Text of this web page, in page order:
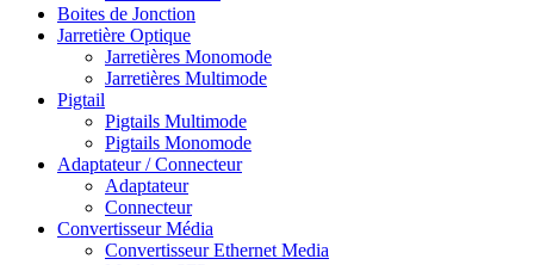
Boites de Jonction
Jarretière Optique
Jarretières Monomode
Jarretières Multimode
Pigtail
Pigtails Multimode
Pigtails Monomode
Adaptateur / Connecteur
Adaptateur
Connecteur
Convertisseur Média
Convertisseur Ethernet Media